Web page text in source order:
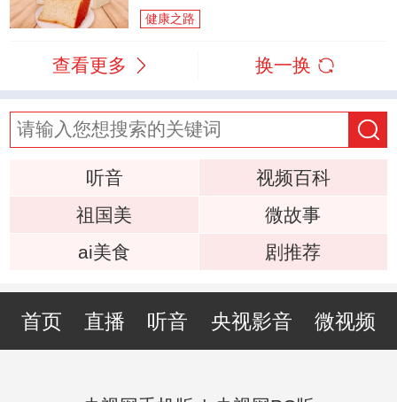
健康之路
查看更多 换一换
听音
视频百科
祖国美
微故事
ai美食
剧推荐
首页 直播 听音 央视影音 微视频